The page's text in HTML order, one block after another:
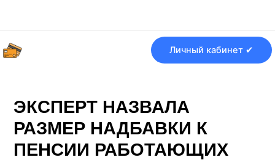
Личный кабинет ✔
ЭКСПЕРТ НАЗВАЛА
РАЗМЕР НАДБАВКИ К
ПЕНСИИ РАБОТАЮЩИХ